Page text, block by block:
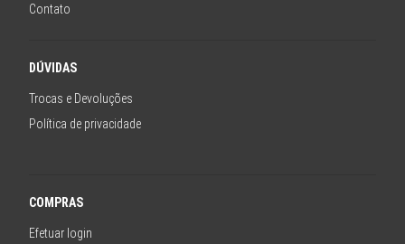
Contato
DÚVIDAS
Trocas e Devoluções
Política de privacidade
COMPRAS
Efetuar login